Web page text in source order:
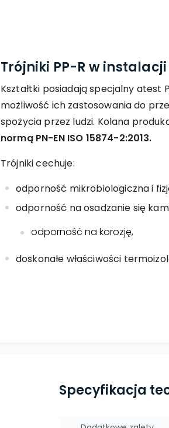
Trójniki PP-R w
Kształtki posiadają specjalny atest
możliwość ich zastosowania do
spożycia przez ludzi. Kolana
normą PN-EN ISO 15874-2:2013.
Trójniki cechuje:
odporność mikrobiologiczna i
odporność na osadzanie się
odporność na korozję,
doskonałe właściwości
Specyfikacja